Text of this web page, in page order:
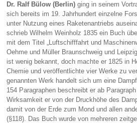
Dr. Ralf Bülow (Berlin) ging in seinem
sich bereits im 19. Jahrhundert einzelne
unter Nutzung eines Raketenantriebs
schrieb Wilhelm Weinholz 1835 ein Buch
mit dem Titel „Luftschifffahrt und
Oehme und Müller Braunschweig und
ist wenig bekannt, doch machte er 1825 in
Chemie und veröffentlichte vier Werke zu
genannten Werk handelt sich um eine
154 Paragraphen beschreibt er ab
Wirksamkeit er von der Druckhöhe des
damit von der Erde zum Mond und allen
(§118). Das Buch wurde von mehreren